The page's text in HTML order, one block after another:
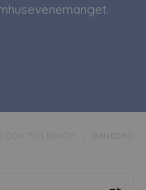
upphängningen är ett
som håller
OCH TILLBEHÖR